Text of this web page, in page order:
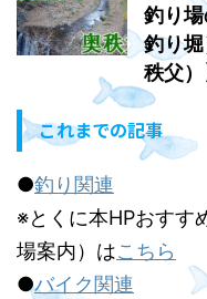
釣り
釣り
秩父）
これまでの記事
●釣り関連
※とくに本HPおすす
場案内）はこちら
●バイク関連